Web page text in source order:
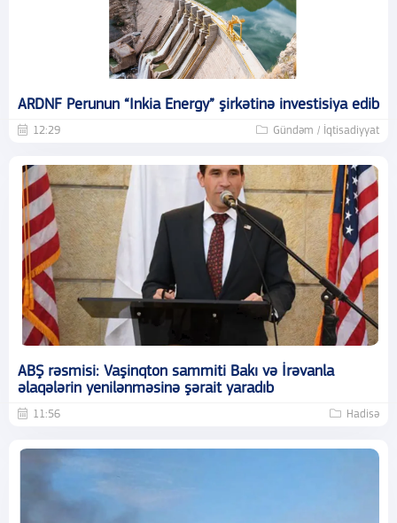
ARDNF Perunun “Inkia Energy” şirkətinə investisiya edib
12:29 Gündəm / İqtisadiyyat
ABŞ rəsmisi: Vaşinqton sammiti Bakı və İrəvanla
əlaqələrin yenilənməsinə şərait yaradıb
11:56 Hadisə